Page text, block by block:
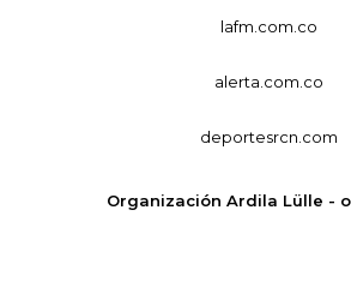
lafm.com.co
alerta.com.co
deportesrcn.com
Organización Ardila Lülle -